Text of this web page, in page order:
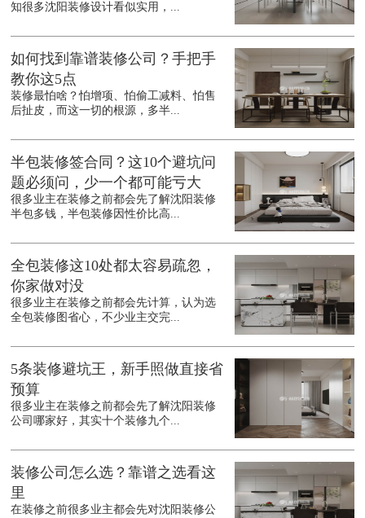
知很多沈阳装修设计看似实用，...
如何找到靠谱装修公司？手把手
教你这5点
装修最怕啥？怕增项、怕偷工减料、怕售
后扯皮，而这一切的根源，多半...
半包装修签合同？这10个避坑问
题必须问，少一个都可能亏大
很多业主在装修之前都会先了解沈阳装修
半包多钱，半包装修因性价比高...
全包装修这10处都太容易疏忽，
你家做对没
很多业主在装修之前都会先计算，认为选
全包装修图省心，不少业主交完...
5条装修避坑王，新手照做直接省
预算
很多业主在装修之前都会先了解沈阳装修
公司哪家好，其实十个装修九个...
装修公司怎么选？靠谱之选看这
里
在装修之前很多业主都会先对沈阳装修公